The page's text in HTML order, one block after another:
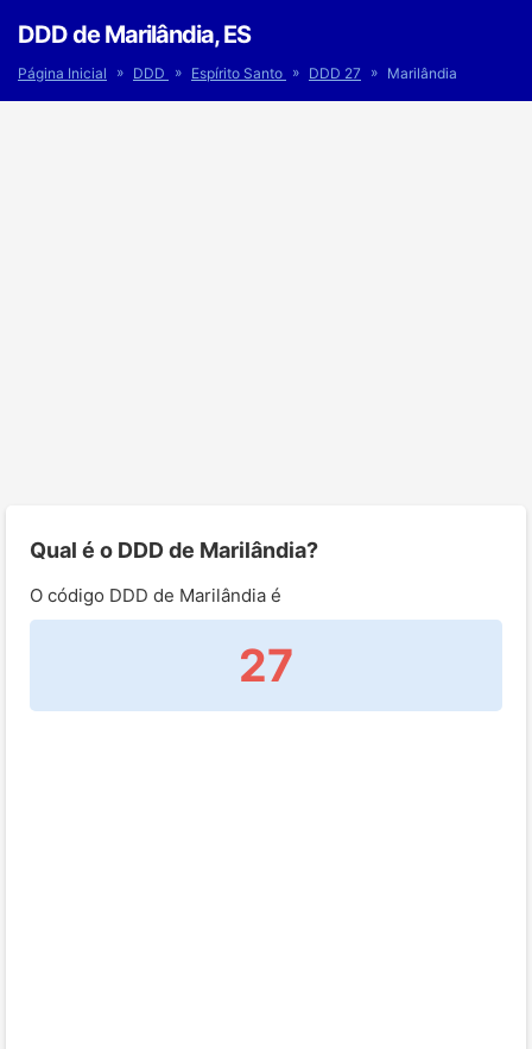
DDD de Marilândia, ES
Página Inicial » DDD » Espírito Santo » DDD 27 » Marilândia
Qual é o DDD de Marilândia?
O código DDD de Marilândia é
27